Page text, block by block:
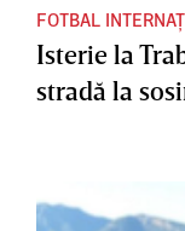
FOTBAL
Isterie la
stradă la